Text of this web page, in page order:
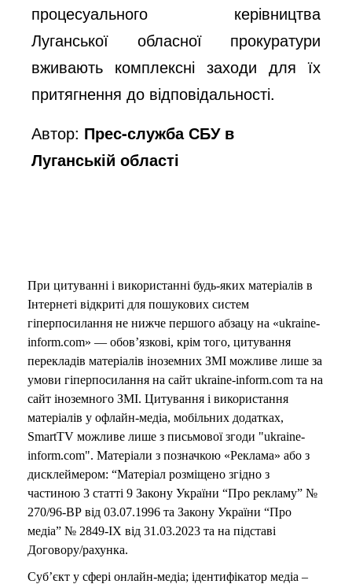
процесуального керівництва
Луганської обласної прокуратури
вживають комплексні заходи для їх
притягнення до відповідальності.
Автор: Прес-служба СБУ в
Луганській області
При цитуванні і використанні будь-яких матеріалів в
Інтернеті відкриті для пошукових систем
гіперпосилання не нижче першого абзацу на «ukraine-
inform.com» — обов’язкові, крім того, цитування
перекладів матеріалів іноземних ЗМІ можливе лише за
умови гіперпосилання на сайт ukraine-inform.com та на
сайт іноземного ЗМІ. Цитування і використання
матеріалів у офлайн-медіа, мобільних додатках,
SmartTV можливе лише з письмової згоди "ukraine-
inform.com". Матеріали з позначкою «Реклама» або з
дисклеймером: “Матеріал розміщено згідно з
частиною 3 статті 9 Закону України “Про рекламу” №
270/96-ВР від 03.07.1996 та Закону України “Про
медіа” № 2849-IX від 31.03.2023 та на підставі
Договору/рахунка.
Суб’єкт у сфері онлайн-медіа; ідентифікатор медіа –